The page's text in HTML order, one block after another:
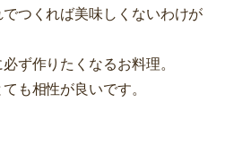
つくれば美味しくないわけが
ず作りたくなるお料理。
も相性が良いです。